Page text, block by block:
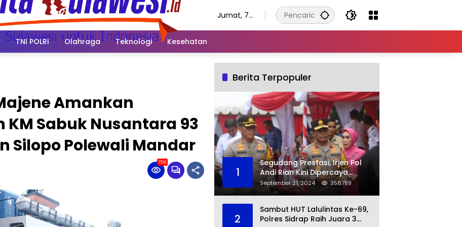
Jumat, 7
TNI POLRI Olahraga Teknologi Kesehatan
Amankan
Sabuk Nusantara 93
Silopo Polewali Mandar
156
Berita Terpopuler
1
Segudang Prestasi, Irjen Pol
Andi Rian Kini Dipercaya
Jabat Kapolda Ketiga Kalinya
September 21, 2024 356789
2
Sambut HUT Lalulintas Ke-69,
Polres Sidrap Raih Juara 3